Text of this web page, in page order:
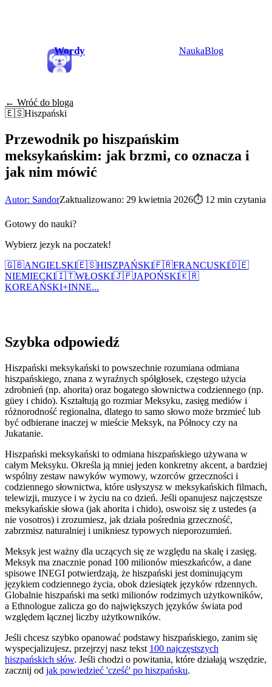
Wordy NaukaBlog
← Wróć do bloga
🇪🇸Hiszpański
Przewodnik po hiszpańskim
meksykańskim: jak brzmi, co oznacza i
jak nim mówić
Autor: SandorZaktualizowano: 29 kwietnia 2026⏱ 12 min czytania
Gotowy do nauki?
Wybierz jezyk na poczatek!
🇬🇧ANGIELSKI🇪🇸HISZPAŃSKI🇫🇷FRANCUSKI🇩🇪
NIEMIECKI🇮🇹WŁOSKI🇯🇵JAPOŃSKI🇰🇷
KOREAŃSKI+INNE...
Szybka odpowiedź
Hiszpański meksykański to powszechnie rozumiana odmiana
hiszpańskiego, znana z wyraźnych spółgłosek, częstego użycia
zdrobnień (np. ahorita) oraz bogatego słownictwa codziennego (np.
güey i chido). Kształtują go rozmiar Meksyku, zasięg mediów i
różnorodność regionalna, dlatego to samo słowo może brzmieć lub
być odbierane inaczej w mieście Meksyk, na Północy czy na
Jukatanie.
Hiszpański meksykański to odmiana hiszpańskiego używana w
całym Meksyku. Określa ją mniej jeden konkretny akcent, a bardziej
wspólny zestaw nawyków wymowy, wzorców grzeczności i
codziennego słownictwa, które usłyszysz w meksykańskich filmach,
telewizji, muzyce i w życiu na co dzień. Jeśli opanujesz najczęstsze
meksykańskie słowa (jak ahorita i chido), oswoisz się z ustedes (a
nie vosotros) i zrozumiesz, jak działa pośrednia grzeczność,
zabrzmisz naturalniej i unikniesz typowych nieporozumień.
Meksyk jest ważny dla uczących się ze względu na skalę i zasięg.
Meksyk ma znacznie ponad 100 milionów mieszkańców, a dane
spisowe INEGI potwierdzają, że hiszpański jest dominującym
językiem codziennego życia, obok dziesiątek języków rdzennych.
Globalnie hiszpański ma setki milionów rodzimych użytkowników,
a Ethnologue zalicza go do największych języków świata pod
względem łącznej liczby użytkowników.
Jeśli chcesz szybko opanować podstawy hiszpańskiego, zanim się
wyspecjalizujesz, przejrzyj nasz tekst 100 najczęstszych
hiszpańskich słów. Jeśli chodzi o powitania, które działają wszędzie,
zacznij od jak powiedzieć 'cześć' po hiszpańsku.